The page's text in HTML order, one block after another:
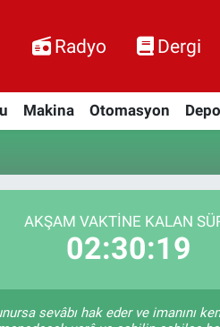
Radyo Dergi
Makina Otomasyon
AKŞAM VAKTINE KALAN
02:30:18
sevâbı hak eder ve imanını